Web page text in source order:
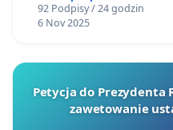
92 Podpisy / 24 godzin
6 Nov 2025
Petycja do Prezydenta
zawetowanie